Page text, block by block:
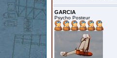
GARCIA
Psycho Posteur